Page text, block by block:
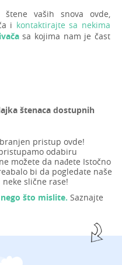
vaših snova ovde,
i kontaktirajte sa nekima
sa kojima nam je čast
štenaca dostupnih
pristup ovde!
odabiru
možete da nađete Istočno
bi da pogledate naše
neke slične rase!
što mislite. Saznajte